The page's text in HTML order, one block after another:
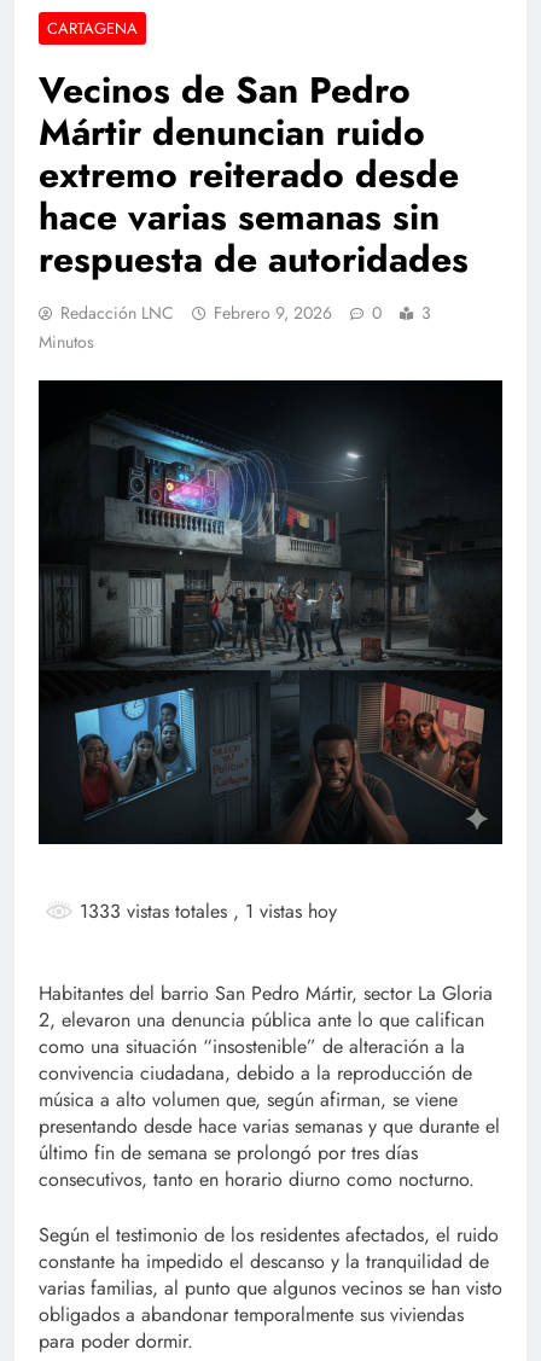
CARTAGENA
Vecinos de San Pedro
Mártir denuncian ruido
extremo reiterado desde
hace varias semanas sin
respuesta de autoridades
Redacción LNC Febrero 9, 2026 0
3
Minutos
1333 vistas totales , 1 vistas hoy
Habitantes del barrio San Pedro Mártir, sector La Gloria
2, elevaron una denuncia pública ante lo que califican
como una situación “insostenible” de alteración a la
convivencia ciudadana, debido a la reproducción de
música a alto volumen que, según afirman, se viene
presentando desde hace varias semanas y que durante el
último fin de semana se prolongó por tres días
consecutivos, tanto en horario diurno como nocturno.
Según el testimonio de los residentes afectados, el ruido
constante ha impedido el descanso y la tranquilidad de
varias familias, al punto que algunos vecinos se han visto
obligados a abandonar temporalmente sus viviendas
para poder dormir.